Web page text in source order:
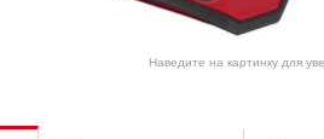
Наведите на картинку для